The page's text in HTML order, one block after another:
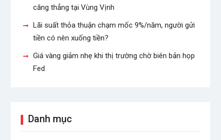
căng thẳng tại Vùng Vịnh
Lãi suất thỏa thuận chạm mốc 9%/năm, người gửi
tiền có nên xuống tiền?
Giá vàng giảm nhẹ khi thị trường chờ biên bản họp
Fed
Danh mục